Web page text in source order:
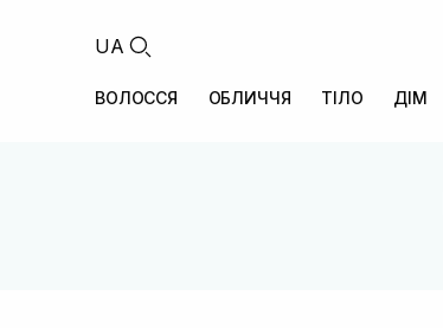
UA
ВОЛОССЯ ОБЛИЧЧЯ ТІЛО ДІМ